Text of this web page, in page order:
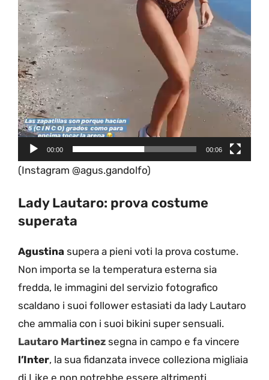
00:00 00:06
(Instagram @agus.gandolfo)
Lady Lautaro: prova costume
superata
Agustina supera a pieni voti la prova costume.
Non importa se la temperatura esterna sia
fredda, le immagini del servizio fotografico
scaldano i suoi follower estasiati da lady Lautaro
che ammalia con i suoi bikini super sensuali.
Lautaro Martinez segna in campo e fa vincere
l’Inter, la sua fidanzata invece colleziona migliaia